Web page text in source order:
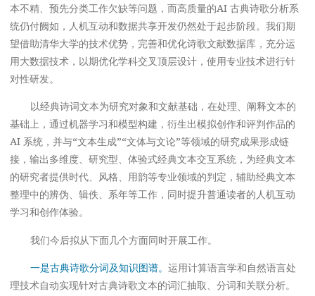
本不精、预先分类工作欠缺等问题，而高质量的AI 古典诗歌分析系
统仍付阙如，人机互动和数据共享开发仍然处于起步阶段。我们期
望借助清华大学的技术优势，完善和优化诗歌文献数据库，充分运
用大数据技术，以期优化学科交叉顶层设计，使用专业技术进行针
对性研发。
以经典诗词文本为研究对象和文献基础，在处理、阐释文本的
基础上，通过机器学习和模型构建，衍生出模拟创作和评判作品的
AI 系统，并与“文本生成”“文体与文论”等领域的研究成果形成链
接，输出多维度、研究型、体验式经典文本交互系统，为经典文本
的研究者提供时代、风格、用韵等专业领域的判定，辅助经典文本
整理中的辨伪、辑佚、系年等工作，同时提升普通读者的人机互动
学习和创作体验。
我们今后拟从下面几个方面同时开展工作。
一是古典诗歌分词及知识图谱。运用计算语言学和自然语言处
理技术自动实现针对古典诗歌文本的词汇抽取、分词和关联分析。